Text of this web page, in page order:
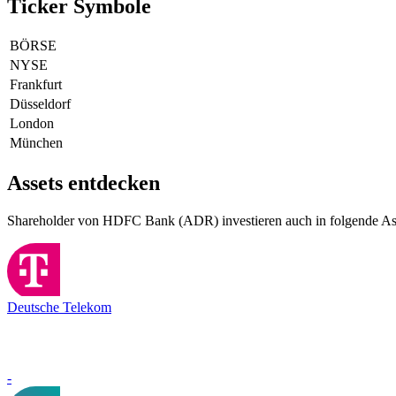
Ticker Symbole
BÖRSE
NYSE
Frankfurt
Düsseldorf
London
München
Assets entdecken
Shareholder von HDFC Bank (ADR) investieren auch in folgende
Deutsche Telekom
-